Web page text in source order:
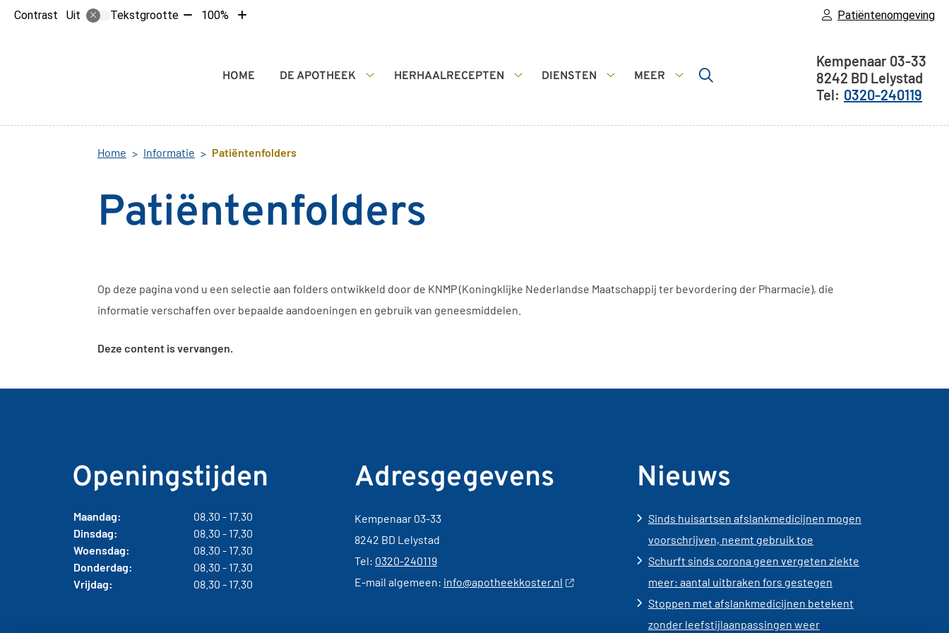
Contrast Uit Tekstgrootte Tekst100%
Tekst
Patiëntenomgeving
Hoofdmenu
HOME
DE APOTHEEK
HERHAALRECEPTEN
DIENSTEN
MEER
Kempenaar 03-33
8242 BD Lelystad
0320-240119
Home Informatie Patiëntenfolders
Patiëntenfolders
Op deze pagina vond u een selectie aan folders ontwikkeld door de KNMP (Koningklijke Nederlandse Maatschappij ter bevordering der Pharmacie), die
informatie verschaffen over bepaalde aandoeningen en gebruik van geneesmiddelen.
Deze content is vervangen.
Openingstijden
Maandag:
08.30 - 17.30
Dinsdag:
08.30 - 17.30
Woensdag:
08.30 - 17.30
Donderdag:
08.30 - 17.30
Vrijdag:
08.30 - 17.30
Adresgegevens
Kempenaar 03-33
8242 BD Lelystad
Tel: 0320-240119
E-mail algemeen: info@apotheekkoster.nl
Nieuws
Sinds huisartsen afslankmedicijnen mogen
voorschrijven, neemt gebruik toe
Schurft sinds corona geen vergeten ziekte
meer: aantal uitbraken fors gestegen
Stoppen met afslankmedicijnen betekent
zonder leefstijlaanpassingen weer